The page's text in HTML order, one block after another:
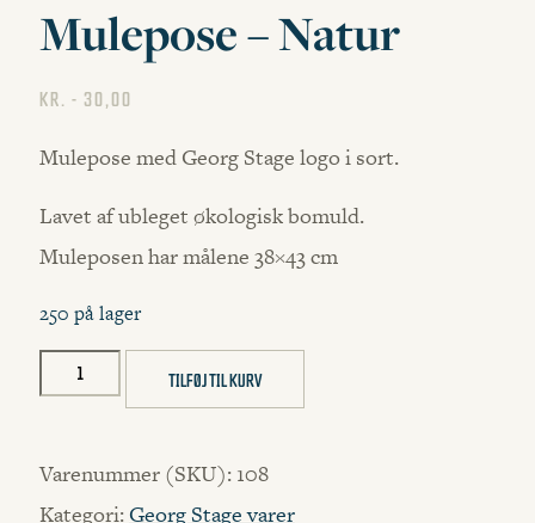
Mulepose – Natur
KR. 30,00
Mulepose med Georg Stage logo i sort.
Lavet af ubleget økologisk bomuld.
Muleposen har målene 38×43 cm
250 på lager
Mulepose
antal
TILFØJ TIL KURV
Varenummer (SKU): 108
Kategori: Georg Stage varer